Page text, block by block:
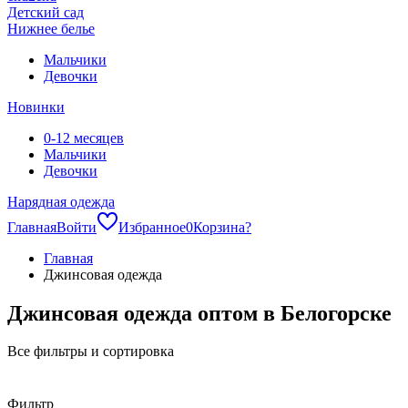
Детский сад
Нижнее белье
Мальчики
Девочки
Новинки
0-12 месяцев
Мальчики
Девочки
Нарядная одежда
ГлавнаяВойти Избранное0Корзина?
Главная
Джинсовая одежда
Джинсовая одежда оптом в Белогорске
Все фильтры и сортировка
Фильтр